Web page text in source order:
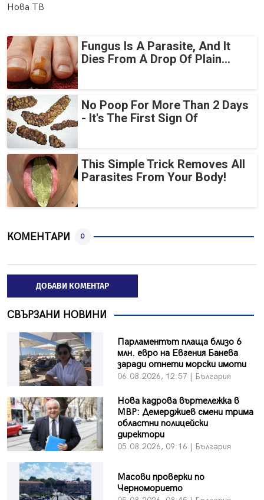
Нова ТВ
Fungus Is A Parasite, And It
Dies From A Drop Of Plain...
No Poop For More Than 2 Days
- It's The First Sign Of
This Simple Trick Removes All
Parasites From Your Body!
КОМЕНТАРИ 0
ДОБАВИ КОМЕНТАР
СВЪРЗАНИ НОВИНИ
Парламентът плаща близо 6
млн. евро на Евгения Банева
заради отнети морски имоти
06.08.2026, 12:57 | България
Нова кадрова въртележка в
МВР: Демерджиев смени трима
областни полицейски
директори
05.08.2026, 09:16 | България
Масови проверки по
Черноморието